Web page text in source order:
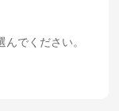
でください。